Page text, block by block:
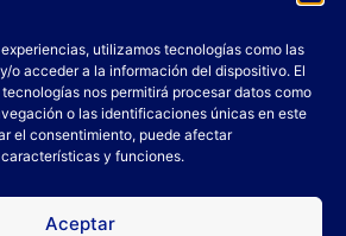
utilizamos tecnologías como las
o acceder a la información del dispositivo. El
nos permitirá procesar datos como
o las identificaciones únicas en este
el consentimiento, puede afectar
y funciones.
Aceptar